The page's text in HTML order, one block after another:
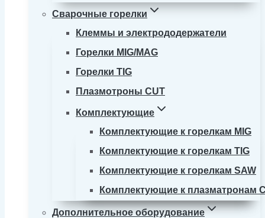
Сварочные горелки
Клеммы и электрододержатели
Горелки MIG/MAG
Горелки TIG
Плазмотроны CUT
Комплектующие
Комплектующие к горелкам MIG
Комплектующие к горелкам TIG
Комплектующие к горелкам SAW
Комплектующие к плазматронам
Дополнительное оборудование